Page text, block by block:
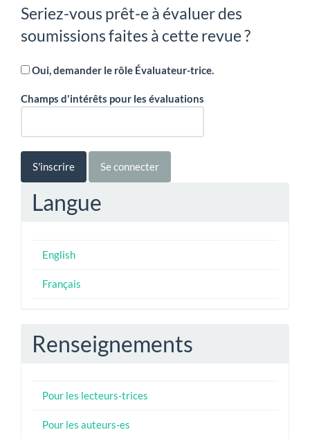
Seriez-vous prêt-e à évaluer des
soumissions faites à cette revue ?
Oui, demander le rôle Évaluateur-trice.
Champs d'intérêts pour les évaluations
S'inscrire Se connecter
Langue
English
Français
Renseignements
Pour les lecteurs-trices
Pour les auteurs-es